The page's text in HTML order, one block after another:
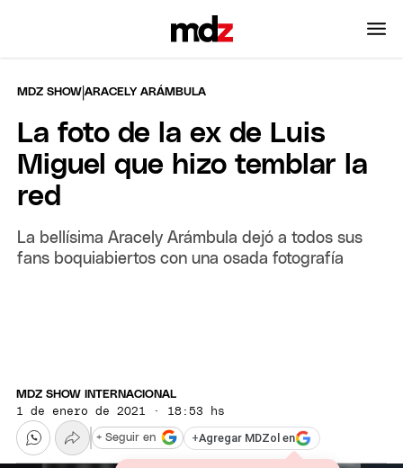
MDZ SHOW |ARACELY ARÁMBULA
La foto de la ex de Luis
Miguel que hizo temblar la
red
La bellísima Aracely Arámbula dejó a todos sus
fans boquiabiertos con una osada fotografía
MDZ SHOW INTERNACIONAL
1 de enero de 2021 · 18:53 hs
+Agregar MDZol en
+ Seguir en